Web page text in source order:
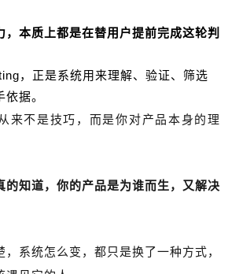
本质上都是在替用户提前完成这轮判
，正是系统用来理解、验证、筛选
据。
来不是技巧， 而是你对产品本身的理
知道， 你的产品是为谁而生，又解决
系统怎么变，都只是换了一种方式，